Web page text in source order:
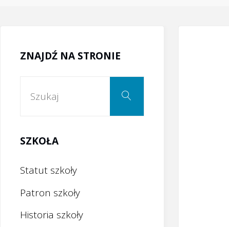
ZNAJDŹ NA STRONIE
Szukaj
SZKOŁA
Statut szkoły
Patron szkoły
Historia szkoły